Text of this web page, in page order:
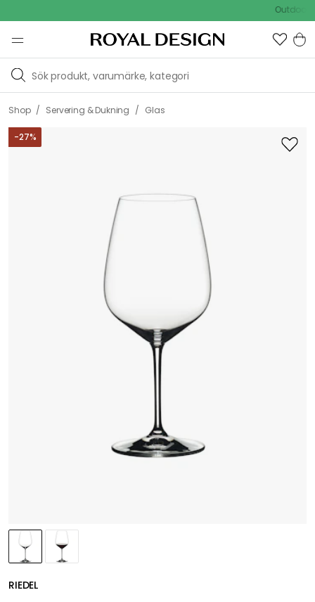
Outdoor
Shop / Servering & Dukning / Glas
-27%
RIEDEL